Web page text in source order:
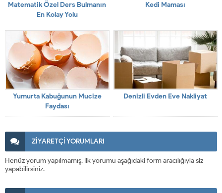
Matematik Özel Ders Bulmanın
En Kolay Yolu
Kedi Maması
Yumurta Kabuğunun Mucize
Faydası
Denizli Evden Eve Nakliyat
ZİYARETÇİ YORUMLARI
Henüz yorum yapılmamış. İlk yorumu aşağıdaki form aracılığıyla siz
yapabilirsiniz.